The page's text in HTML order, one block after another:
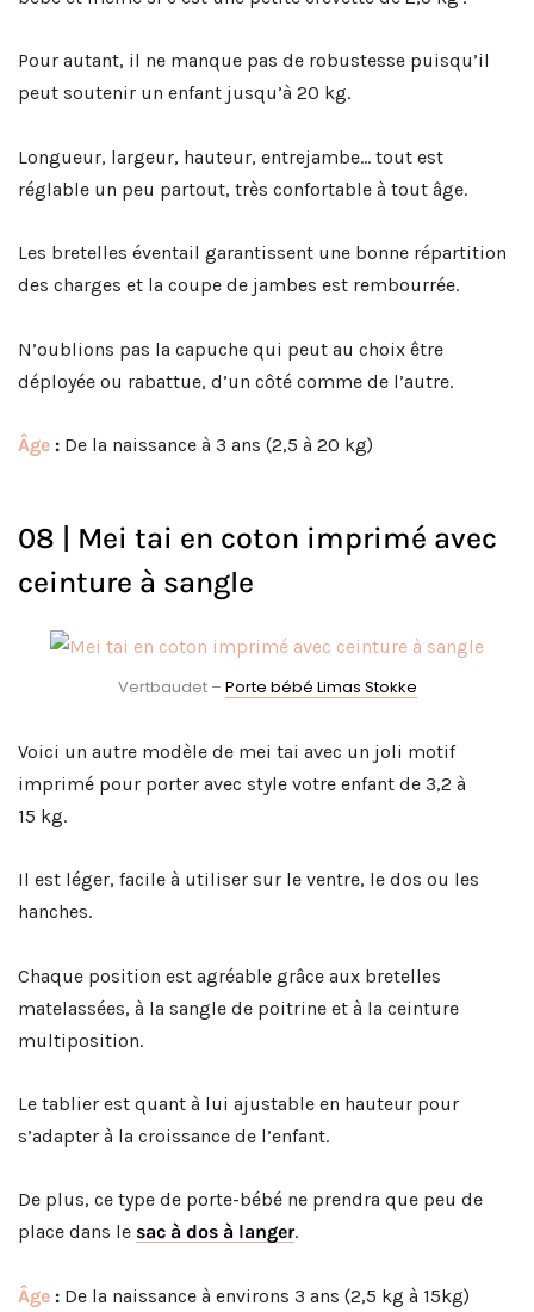
Pour autant, il ne manque pas de robustesse puisqu’il
peut soutenir un enfant jusqu’à 20 kg.
Longueur, largeur, hauteur, entrejambe… tout est
réglable un peu partout, très confortable à tout âge.
Les bretelles éventail garantissent une bonne répartition
des charges et la coupe de jambes est rembourrée.
N’oublions pas la capuche qui peut au choix être
déployée ou rabattue, d’un côté comme de l’autre.
Âge : De la naissance à 3 ans (2,5 à 20 kg)
08 | Mei tai en coton imprimé avec
ceinture à sangle
Vertbaudet – Porte bébé Limas Stokke
Voici un autre modèle de mei tai avec un joli motif
imprimé pour porter avec style votre enfant de 3,2 à
15 kg.
Il est léger, facile à utiliser sur le ventre, le dos ou les
hanches.
Chaque position est agréable grâce aux bretelles
matelassées, à la sangle de poitrine et à la ceinture
multiposition.
Le tablier est quant à lui ajustable en hauteur pour
s’adapter à la croissance de l’enfant.
De plus, ce type de porte-bébé ne prendra que peu de
place dans le sac à dos à langer.
Âge : De la naissance à environs 3 ans (2,5 kg à 15kg)